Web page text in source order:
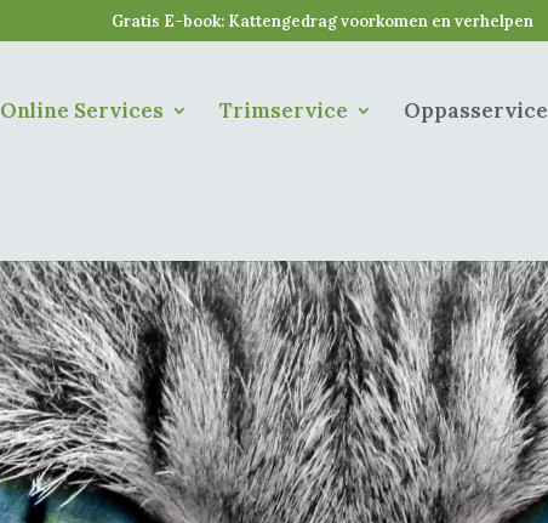
Gratis E-book: Kattengedrag voorkomen en verhelpen
Online Services Trimservice Oppasservice